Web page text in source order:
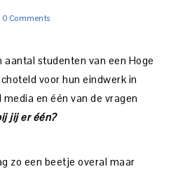
0 Comments
studenten van een Hoge
voor hun eindwerk in
en één van de vragen
jij er één?
zo een beetje overal maar